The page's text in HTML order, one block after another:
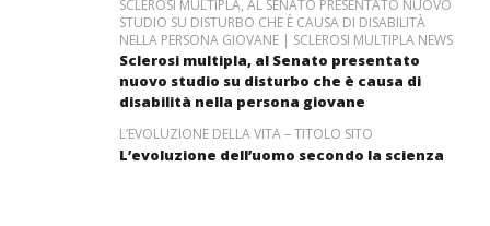
SCLEROSI MULTIPLA, AL SENATO PRESENTATO NUOVO
STUDIO SU DISTURBO CHE È CAUSA DI DISABILITÀ
NELLA PERSONA GIOVANE | SCLEROSI MULTIPLA NEWS
Sclerosi multipla, al Senato presentato
nuovo studio su disturbo che è causa di
disabilità nella persona giovane
L’EVOLUZIONE DELLA VITA – TITOLO SITO
L’evoluzione dell’uomo secondo la scienza